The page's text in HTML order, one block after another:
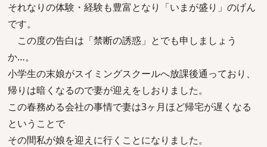
それなりの体験・経験も豊富となり「いまが盛り」のげん
です。
この度の告白は「禁断の誘惑」とでも申しましょう
か…。
小学生の末娘がスイミングスクールへ放課後通っており、
帰りは暗くなるので妻が迎えをしおりました。
この春務める会社の事情で妻は3ヶ月ほど帰宅が遅くなる
ということで
その間私が娘を迎えに行くことになりました。